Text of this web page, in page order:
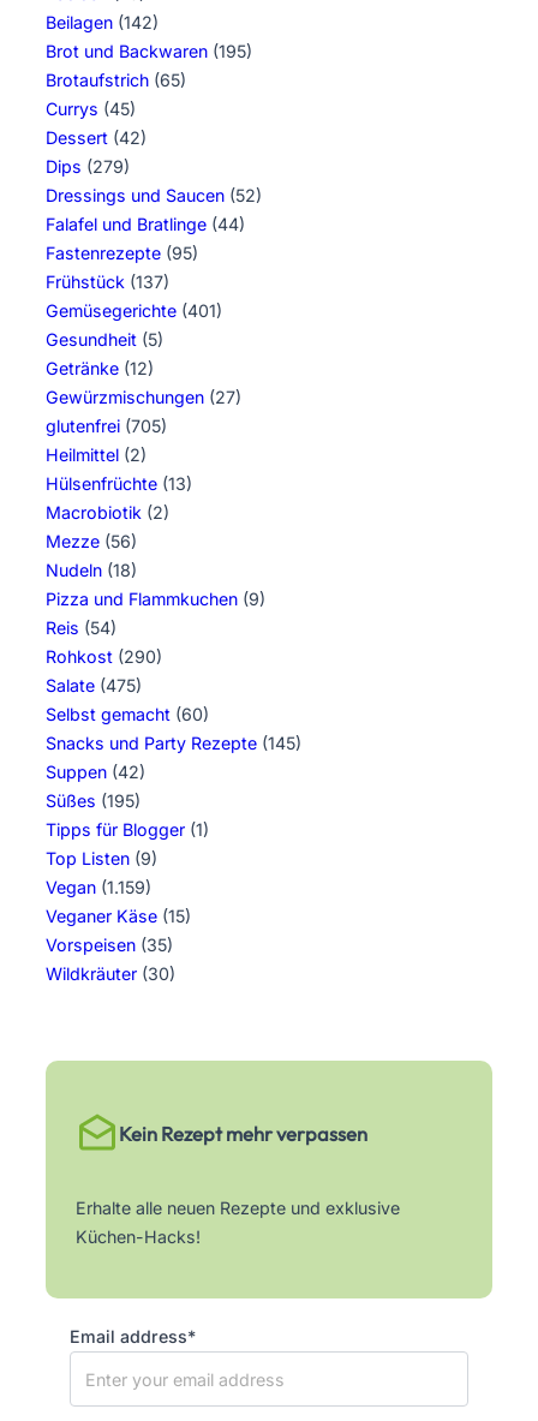
Beilagen (142)
Brot und Backwaren (195)
Brotaufstrich (65)
Currys (45)
Dessert (42)
Dips (279)
Dressings und Saucen (52)
Falafel und Bratlinge (44)
Fastenrezepte (95)
Frühstück (137)
Gemüsegerichte (401)
Gesundheit (5)
Getränke (12)
Gewürzmischungen (27)
glutenfrei (705)
Heilmittel (2)
Hülsenfrüchte (13)
Macrobiotik (2)
Mezze (56)
Nudeln (18)
Pizza und Flammkuchen (9)
Reis (54)
Rohkost (290)
Salate (475)
Selbst gemacht (60)
Snacks und Party Rezepte (145)
Suppen (42)
Süßes (195)
Tipps für Blogger (1)
Top Listen (9)
Vegan (1.159)
Veganer Käse (15)
Vorspeisen (35)
Wildkräuter (30)
Kein Rezept mehr verpassen
Erhalte alle neuen Rezepte und exklusive
Küchen-Hacks!
Email address*